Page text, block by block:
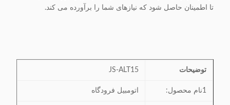
تا اطمینان حاصل شود که نیازهای شما را برآورده می کند.
توضیحات JS-ALT15
1نام محصول: اتومبیل فرودگاه